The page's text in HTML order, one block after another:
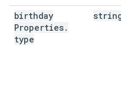
birthday
Properties.
type